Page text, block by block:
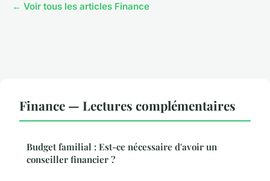
← Voir tous les articles Finance
Finance — Lectures complémentaires
Budget familial : Est-ce nécessaire d'avoir un
conseiller financier ?